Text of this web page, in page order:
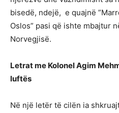
bisedë, ndejë, e quajnë
Oslos” pasi që ishte mbajtur
Norvegjisë.
Letrat me Kolonel Agim
luftës
Në një letër të cilën ia